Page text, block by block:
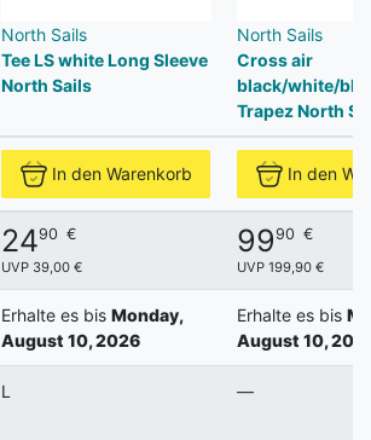
North Sails
Tee LS white Long Sleeve
North Sails
North Sails
Cross air
black/white/
Trapez North
In den Warenkorb In den
2490 €
UVP 39,00 €
9990 €
UVP 199,90 €
Erhalte es bis Monday,
August 10, 2026
Erhalte es bis
August 10,
L —